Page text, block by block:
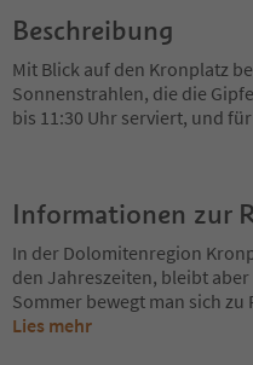
Beschreibung
Mit Blick auf den Kronplatz
Sonnenstrahlen, die die
bis 11:30 Uhr serviert, und
Informationen zur
In der Dolomitenregion
den Jahreszeiten, bleibt
Sommer bewegt man sich
Lies mehr